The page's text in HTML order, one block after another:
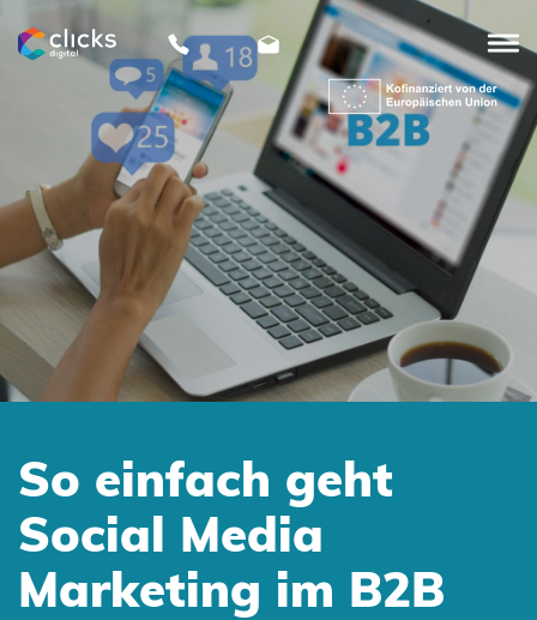
So einfach geht
Social Media
Marketing im B2B